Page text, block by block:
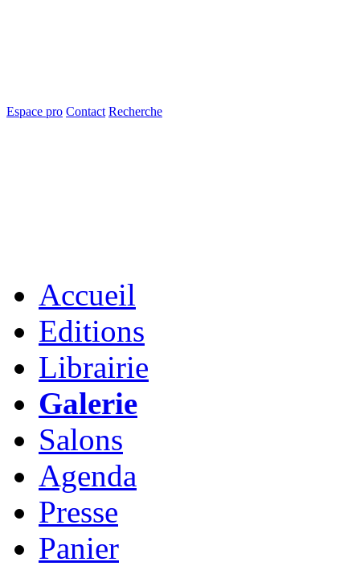
Espace pro Contact Recherche
Accueil
Editions
Librairie
Galerie
Salons
Agenda
Presse
Panier